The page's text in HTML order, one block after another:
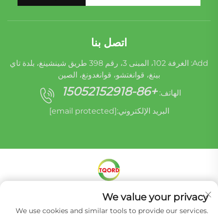
اتصل بنا
Add: الغرفة 102، المبنى 3، رقم 398 طريق شينشينغ، بلدة تاي
بينغ، قوانغتشو، قوانغدونغ، الصين
الهاتف: +86-15052152918
البريد الإلكتروني:[email protected]
حقوق الطبع والنشر © شركة ميراكل أوريدي (قوانغتشو)
لإعادة تصنيع قطع غيار السيارات المحدودة -
We value your privacy
We use cookies and similar tools to provide our services.